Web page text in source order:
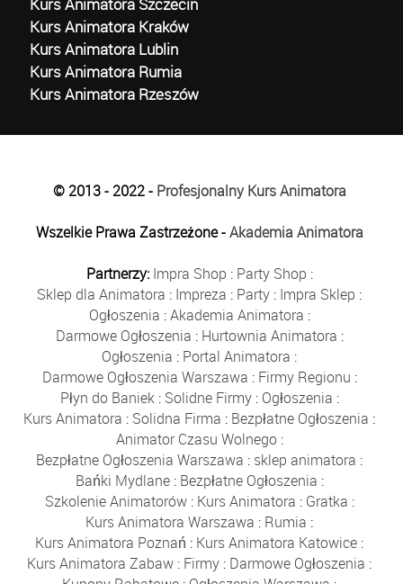
Kurs Animatora Kraków
Kurs Animatora Lublin
Kurs Animatora Rumia
Kurs Animatora Rzeszów
© 2013 - 2022 - Profesjonalny Kurs Animatora
Wszelkie Prawa Zastrzeżone -Akademia Animatora
Partnerzy: Impra Shop : Party Shop :
Sklep dla Animatora : Impreza : Party : Impra Sklep :
Ogłoszenia :Akademia Animatora :
Darmowe Ogłoszenia : Hurtownia Animatora :
Ogłoszenia : Portal Animatora :
Darmowe Ogłoszenia Warszawa : Firmy Regionu :
Płyn do Baniek: Solidne Firmy: Ogłoszenia :
Kurs Animatora : Solidna Firma : Bezpłatne Ogłoszenia :
Animator Czasu Wolnego:
Bezpłatne Ogłoszenia Warszawa : sklep animatora :
Bańki Mydlane: Bezpłatne Ogłoszenia :
Szkolenie Animatorów: Kurs Animatora : Gratka :
Kurs Animatora Warszawa : Rumia :
Kurs Animatora Poznań : Kurs Animatora Katowice :
Kurs Animatora Zabaw : Firmy : Darmowe Ogłoszenia :